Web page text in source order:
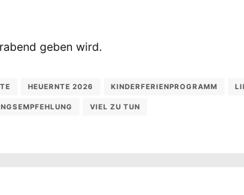
geben wird.
HEUERNTE 2026 KINDERFERIENPROGRAMM
VIEL ZU TUN